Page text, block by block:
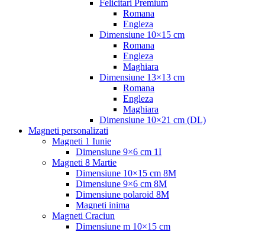
Felicitari Premium
Romana
Engleza
Dimensiune 10×15 cm
Romana
Engleza
Maghiara
Dimensiune 13×13 cm
Romana
Engleza
Maghiara
Dimensiune 10×21 cm (DL)
Magneti personalizati
Magneti 1 Iunie
Dimensiune 9×6 cm 1I
Magneti 8 Martie
Dimensiune 10×15 cm 8M
Dimensiune 9×6 cm 8M
Dimensiune polaroid 8M
Magneti inima
Magneti Craciun
Dimensiune m 10×15 cm